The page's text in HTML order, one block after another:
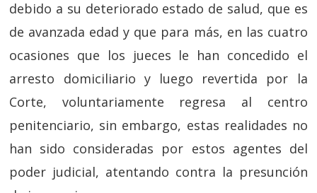
debido a su deteriorado estado de salud, que es
de avanzada edad y que para más, en las cuatro
ocasiones que los jueces le han concedido el
arresto domiciliario y luego revertida por la
Corte, voluntariamente regresa al centro
penitenciario, sin embargo, estas realidades no
han sido consideradas por estos agentes del
poder judicial, atentando contra la presunción